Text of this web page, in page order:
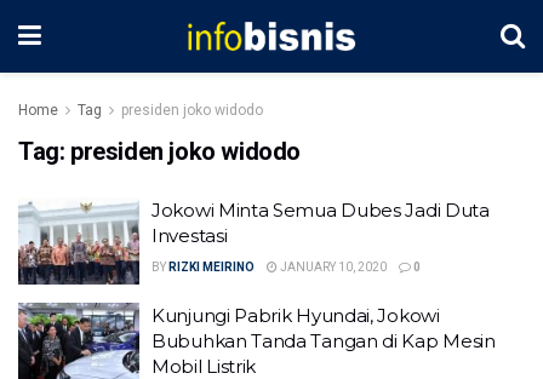
Home Tag presiden joko widodo
Tag: presiden joko widodo
Jokowi Minta Semua Dubes Jadi Duta
Investasi
BY RIZKI MEIRINO JANUARY 10, 2020 0
Kunjungi Pabrik Hyundai, Jokowi
Bubuhkan Tanda Tangan di Kap Mesin
Mobil Listrik